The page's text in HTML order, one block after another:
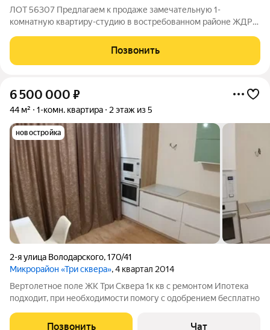
ЛОТ 56307 Предлагаем к продаже замечательную 1-
комнатную квартиру-студию в востребованном районе ЖДР
квартира находится на комфортном 3 этаже. Общая площадь
Позвонить
6 500 000 ₽
44 м² 1-комн. квартира 2 этаж из 5
новостройка
2-я улица Володарского,170/41
Микрорайон «Три сквера», 4 квартал 2014
Вертолетное поле ЖК Три Сквера 1к кв с ремонтом Ипотека
подходит, при необходимости помогу с одобрением бесплатно
Позвонить Чат